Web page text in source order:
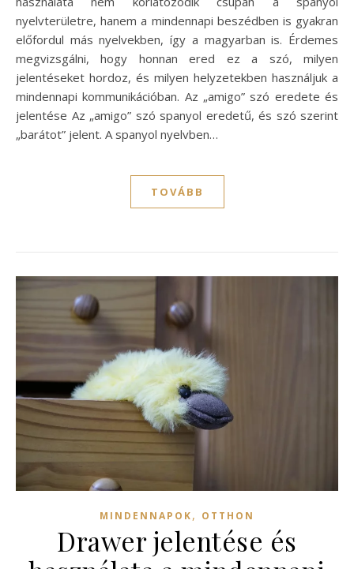
nyelvterületre, hanem a mindennapi beszédben is gyakran
előfordul más nyelvekben, így a magyarban is. Érdemes
megvizsgálni, hogy honnan ered ez a szó, milyen
jelentéseket hordoz, és milyen helyzetekben használjuk a
mindennapi kommunikációban. Az „amigo” szó eredete és
jelentése Az „amigo” szó spanyol eredetű, és szó szerint
„barátot” jelent. A spanyol nyelvben…
TOVÁBB
MINDENNAPOK, OTTHON
Drawer jelentése és